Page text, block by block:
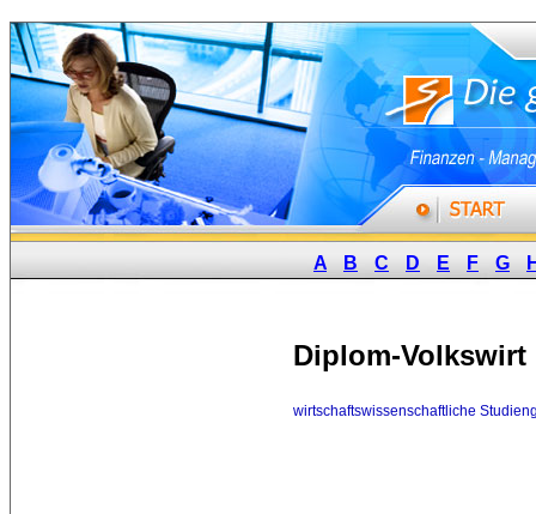
A B C D E F G
Diplom-Volkswirt
wirtschaftswissenschaftliche